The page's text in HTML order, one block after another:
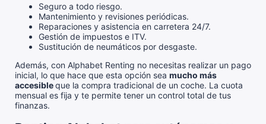
Seguro a todo riesgo.
Mantenimiento y revisiones periódicas.
Reparaciones y asistencia en carretera 24/7.
Gestión de impuestos e ITV.
Sustitución de neumáticos por desgaste.
Además, con Alphabet Renting no necesitas realizar un pago
inicial, lo que hace que esta opción sea mucho más
accesibleque la compra tradicional de un coche. La cuota
mensual es fija y te permite tener un control total de tus
finanzas.